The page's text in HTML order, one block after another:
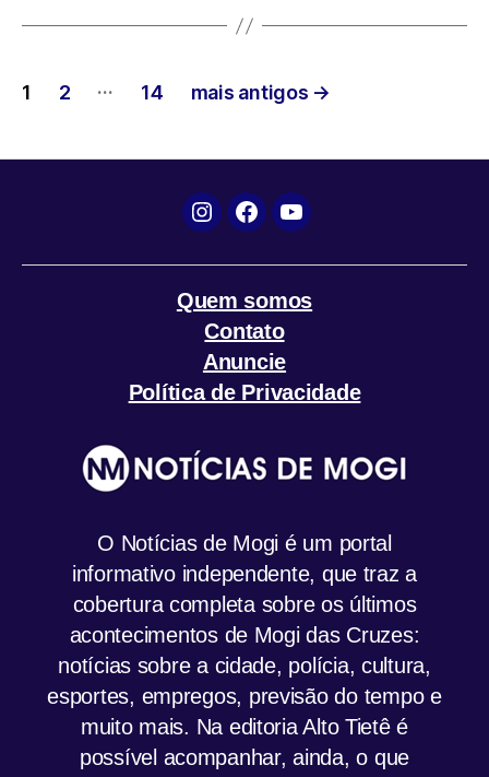
Paginação
posts
1 2 … 14 mais antigos →
Instagram
FacebookYouTube
Quem somos
Contato
Anuncie
Política de Privacidade
O Notícias de Mogi é um portal
informativo independente, que traz a
cobertura completa sobre os últimos
acontecimentos de Mogi das Cruzes:
notícias sobre a cidade, polícia, cultura,
esportes, empregos, previsão do tempo e
muito mais. Na editoria Alto Tietê é
possível acompanhar, ainda, o que